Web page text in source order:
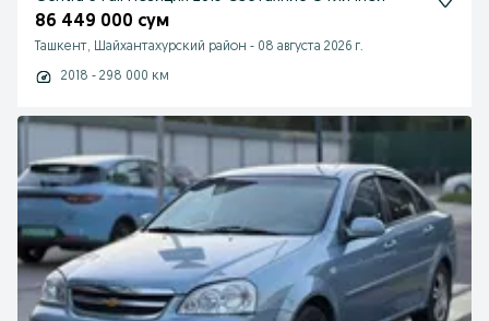
86 449 000 сум
Ташкент, Шайхантахурский район - 08 августа 2026 г.
2018 - 298 000 км